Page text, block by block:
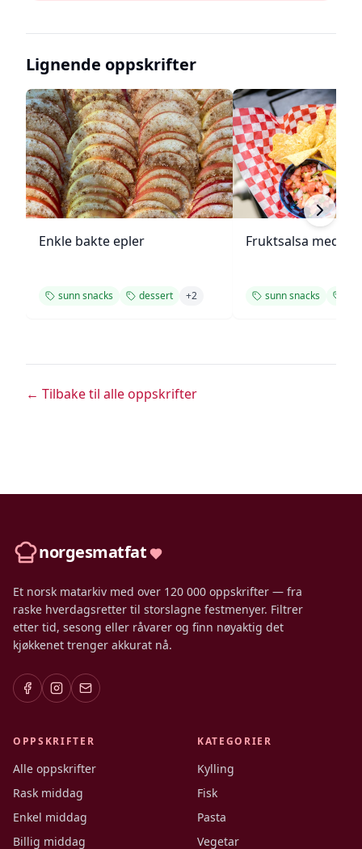
Lignende oppskrifter
Enkle bakte epler
sunn snacks dessert +2
Fruktsalsa med
sunn snacks
← Tilbake til alle oppskrifter
norgesmatfat
Et norsk matarkiv med over 120 000 oppskrifter — fra
raske hverdagsretter til storslagne festmenyer. Filtrer
etter tid, sesong eller råvarer og finn nøyaktig det
kjøkkenet trenger akkurat nå.
OPPSKRIFTER
Alle oppskrifter
Rask middag
Enkel middag
Billig middag
KATEGORIER
Kylling
Fisk
Pasta
Vegetar